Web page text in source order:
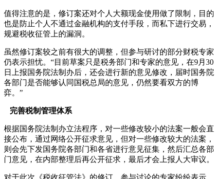
值得注意的是，修订案还对个人大额现金使用做了限制，目的
也是防止个人不通过金融机构的支付手段，而私下进行交易，
规避税收征管上的漏洞。
虽然修订案较之前有很大的调整，但参与研讨的部分财税专家
仍表示担忧。“目前草案只是税务部门和专家的意见，在9月30
日上报国务院法制办后，还会进行新的意见修改，届时国务院
各部门是否能够认同国税总局的意见，仍然要看双方的博
弈。”
完善税制管理体系
根据国务院法制办立法程序，对一些修改较小的法案一般会直
接公布，通过网络公开征求意见，但对一些修改较大的法案，
则会先下发国务院各部门和各省进行意见征集，然后汇总各部
门意见，在内部整理后再公开征求，最后才会上报人大审议。
对于此次《税收征管法》的修订，参与讨论的专家纷纷表示，